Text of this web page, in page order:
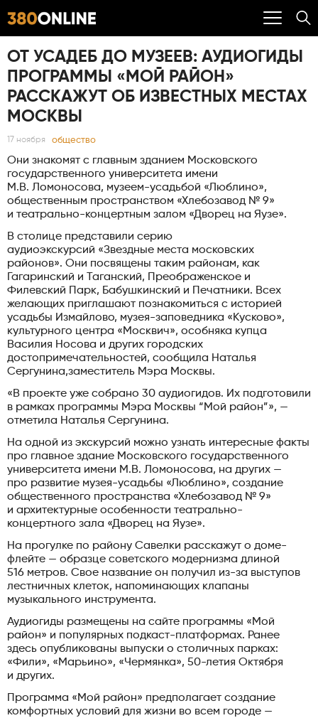
ОТ УСАДЕБ ДО МУЗЕЕВ: АУДИОГИДЫ
ПРОГРАММЫ «МОЙ РАЙОН»
РАССКАЖУТ ОБ ИЗВЕСТНЫХ МЕСТАХ
МОСКВЫ
17 ноября общество
Они знакомят с главным зданием Московского
государственного университета имени
М.В. Ломоносова, музеем-усадьбой «Люблино»,
общественным пространством «Хлебозавод № 9»
и театрально-концертным залом «Дворец на Яузе».
В столице представили серию
аудиоэкскурсий «Звездные места московских
районов». Они посвящены таким районам, как
Гагаринский и Таганский, Преображенское и
Филевский Парк, Бабушкинский и Печатники. Всех
желающих приглашают познакомиться с историей
усадьбы Измайлово, музея-заповедника «Кусково»,
культурного центра «Москвич», особняка купца
Василия Носова и других городских
достопримечательностей, сообщила Наталья
Сергунина,заместитель Мэра Москвы.
«В проекте уже собрано 30 аудиогидов. Их подготовили
в рамках программы Мэра Москвы “Мой район”», —
отметила Наталья Сергунина.
На одной из экскурсий можно узнать интересные факты
про главное здание Московского государственного
университета имени М.В. Ломоносова, на других —
про развитие музея-усадьбы «Люблино», создание
общественного пространства «Хлебозавод № 9»
и архитектурные особенности театрально-
концертного зала «Дворец на Яузе».
На прогулке по району Савелки расскажут о доме-
флейте — образце советского модернизма длиной
516 метров. Свое название он получил из-за выступов
лестничных клеток, напоминающих клапаны
музыкального инструмента.
Аудиогиды размещены на сайте программы «Мой
район» и популярных подкаст-платформах. Ранее
здесь опубликованы выпуски о столичных парках:
«Фили», «Марьино», «Чермянка», 50-летия Октября
и других.
Программа «Мой район» предполагает создание
комфортных условий для жизни во всем городе —